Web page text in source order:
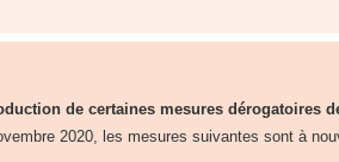
de certaines mesures dérogatoires
2020, les mesures suivantes sont à